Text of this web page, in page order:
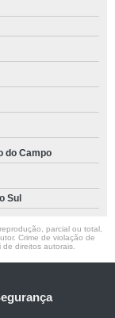
do Campo
Sul
parcial ou total,
Crime de violação de
de direitos autorais